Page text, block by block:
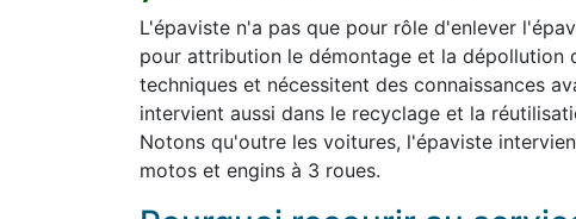
L'épaviste n'a pas que pour rôle d'enlever
pour attribution le démontage et la dépollution
techniques et nécessitent des connaissances
intervient aussi dans le recyclage et la
Notons qu'outre les voitures, l'épaviste
motos et engins à 3 roues.